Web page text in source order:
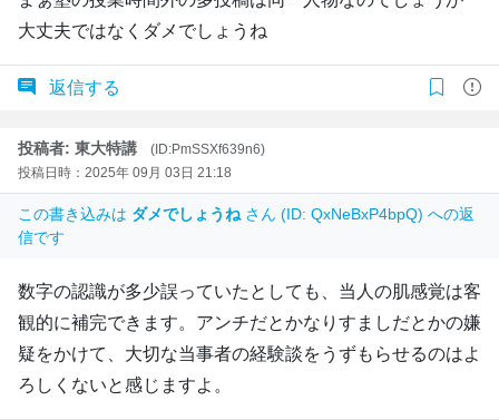
大丈夫ではなくダメでしょうね
返信する
投稿者: 東大特講
(ID:PmSSXf639n6)
投稿日時：2025年 09月 03日 21:18
この書き込みは ダメでしょうね さん (ID: QxNeBxP4bpQ) への返
信です
数字の認識が多少誤っていたとしても、当人の肌感覚は客
観的に補完できます。アンチだとかなりすましだとかの嫌
疑をかけて、大切な当事者の経験談をうずもらせるのはよ
ろしくないと感じますよ。